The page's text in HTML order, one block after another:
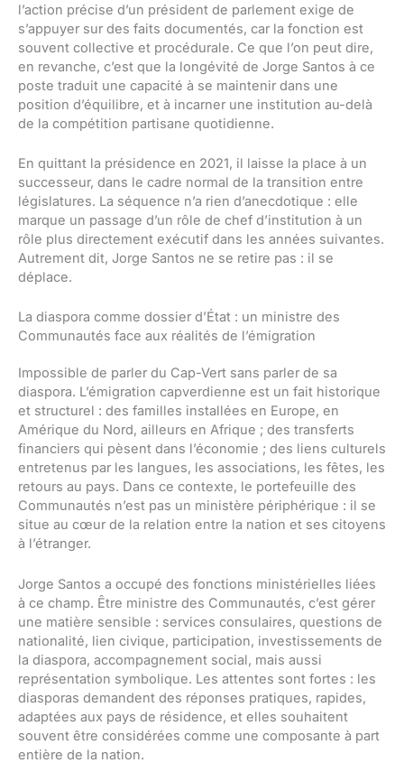
l’action précise d’un président de parlement exige de
s’appuyer sur des faits documentés, car la fonction est
souvent collective et procédurale. Ce que l’on peut dire,
en revanche, c’est que la longévité de Jorge Santos à ce
poste traduit une capacité à se maintenir dans une
position d’équilibre, et à incarner une institution au-delà
de la compétition partisane quotidienne.
En quittant la présidence en 2021, il laisse la place à un
successeur, dans le cadre normal de la transition entre
législatures. La séquence n’a rien d’anecdotique : elle
marque un passage d’un rôle de chef d’institution à un
rôle plus directement exécutif dans les années suivantes.
Autrement dit, Jorge Santos ne se retire pas : il se
déplace.
La diaspora comme dossier d’État : un ministre des
Communautés face aux réalités de l’émigration
Impossible de parler du Cap-Vert sans parler de sa
diaspora. L’émigration capverdienne est un fait historique
et structurel : des familles installées en Europe, en
Amérique du Nord, ailleurs en Afrique ; des transferts
financiers qui pèsent dans l’économie ; des liens culturels
entretenus par les langues, les associations, les fêtes, les
retours au pays. Dans ce contexte, le portefeuille des
Communautés n’est pas un ministère périphérique : il se
situe au cœur de la relation entre la nation et ses citoyens
à l’étranger.
Jorge Santos a occupé des fonctions ministérielles liées
à ce champ. Être ministre des Communautés, c’est gérer
une matière sensible : services consulaires, questions de
nationalité, lien civique, participation, investissements de
la diaspora, accompagnement social, mais aussi
représentation symbolique. Les attentes sont fortes : les
diasporas demandent des réponses pratiques, rapides,
adaptées aux pays de résidence, et elles souhaitent
souvent être considérées comme une composante à part
entière de la nation.